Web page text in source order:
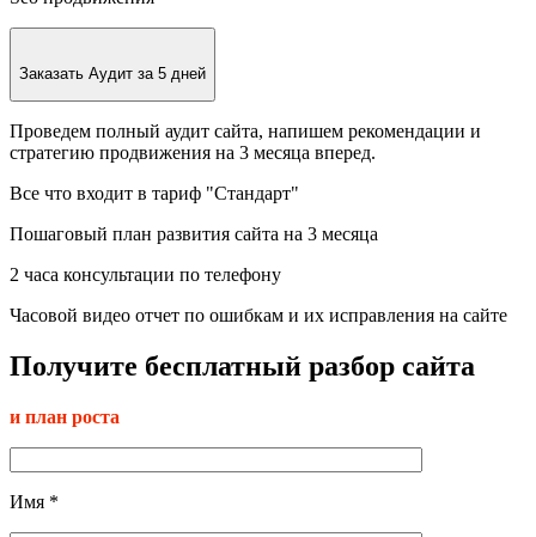
Заказать Аудит за 5 дней
Проведем полный аудит сайта, напишем рекомендации и
стратегию продвижения на 3 месяца вперед.
Все что входит в тариф "Стандарт"
Пошаговый план развития сайта на 3 месяца
2 часа консультации по телефону
Часовой видео отчет по ошибкам и их исправления на сайте
Получите бесплатный разбор сайта
и план роста
Имя *